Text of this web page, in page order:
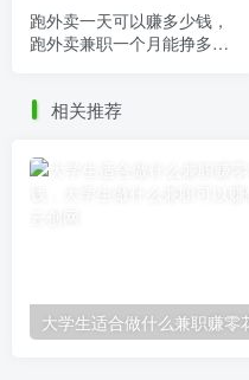
跑外卖一天可以赚多少钱，
跑外卖兼职一个月能挣多
相关推荐